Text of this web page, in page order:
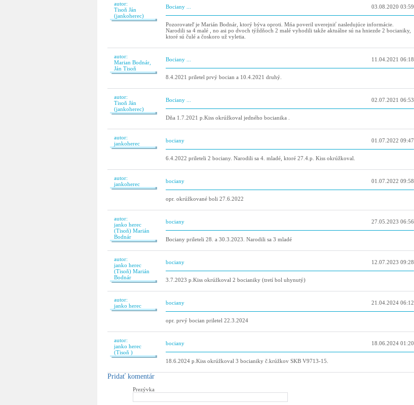
autor:
Tisoň Ján
(jankoherec)
Bociany ... 03.08.2020 03:59
Pozorovateľ je Marián Bodnár, ktorý býva oproti. Mńa poveril uverejniť nasledujúce informácie.
Narodili sa 4 malé , no asi po dvoch týždňoch 2 malé vyhodili takže aktuálne sú na hniezde 2 bocianiky,
ktoré sú čulé a čoskoro už vyletia.
autor:
Marian Bodnár,
Ján Tisoň
Bociany ... 11.04.2021 06:18
8.4.2021 priletel prvý bocian a 10.4.2021 druhý.
autor:
Tisoň Ján
(jankoherec)
Bociany ... 02.07.2021 06:53
Dňa 1.7.2021 p.Kiss okrúžkoval jedného bocianika .
autor:
jankoherec
bociany 01.07.2022 09:47
6.4.2022 prileteli 2 bociany. Narodili sa 4. mladé, ktoré 27.4.p. Kiss okrúžkoval.
autor:
jankoherec
bociany 01.07.2022 09:58
opr. okrúžkované boli 27.6.2022
autor:
janko herec
(Tisoň) Marián
Bodnár
bociany 27.05.2023 06:56
Bociany prileteli 28. a 30.3.2023. Narodili sa 3 mladé
autor:
janko herec
(Tisoň) Marián
Bodnár
bociany 12.07.2023 09:28
3.7.2023 p.Kiss okrúžkoval 2 bocianiky (tretí bol uhynutý)
autor:
janko herec
bociany 21.04.2024 06:12
opr. prvý bocian priletel 22.3.2024
autor:
janko herec
(Tisoň )
bociany 18.06.2024 01:20
18.6.2024 p.Kiss okrúžkoval 3 bocianiky č.krúžkov SKB V9713-15.
Pridať komentár
Prezývka